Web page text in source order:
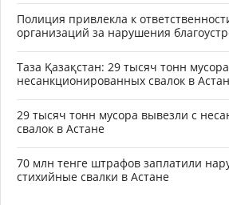
Полиция привлекла к
организаций за нарушения
Таза Қазақстан: 29 тысяч тонн
несанкционированных свалок в
29 тысяч тонн мусора вывезли с
свалок в Астане
70 млн тенге штрафов заплатили
стихийные свалки в Астане